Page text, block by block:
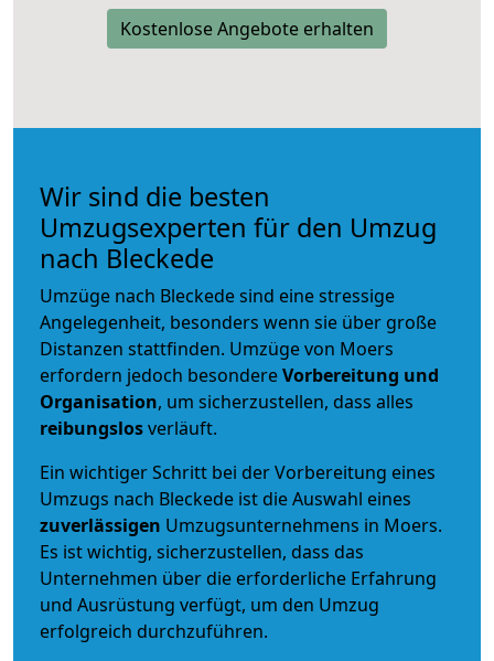
Kostenlose Angebote erhalten
Wir sind die besten
Umzugsexperten für den Umzug
nach Bleckede
Umzüge nach Bleckede sind eine stressige
Angelegenheit, besonders wenn sie über große
Distanzen stattfinden. Umzüge von Moers
erfordern jedoch besondereVorbereitung und
Organisation, um sicherzustellen, dass alles
reibungslosverläuft.
Ein wichtiger Schritt bei der Vorbereitung eines
Umzugs nach Bleckede ist die Auswahl eines
zuverlässigen Umzugsunternehmens in Moers.
Es ist wichtig, sicherzustellen, dass das
Unternehmen über die erforderliche Erfahrung
und Ausrüstung verfügt, um den Umzug
erfolgreich durchzuführen.